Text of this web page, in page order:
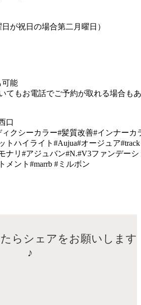
が祝日の場合第二月曜日）
能
てもお電話でご予約が取れる場合も
口
クシーカラー#髪質改善#インナーカ
トハイライト#Aujua#オージュア#track
ナリ#アジュバン#N.#V3ファンデー
メント#marrb #ミルボン
らシェアをお願いします
♪